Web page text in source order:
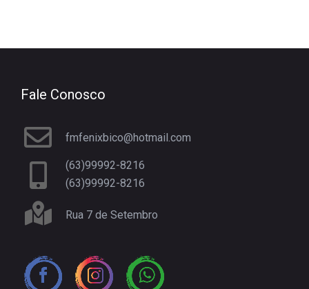
Fale Conosco
fmfenixbico@hotmail.com
(63)99992-8216
(63)99992-8216
Rua 7 de Setembro